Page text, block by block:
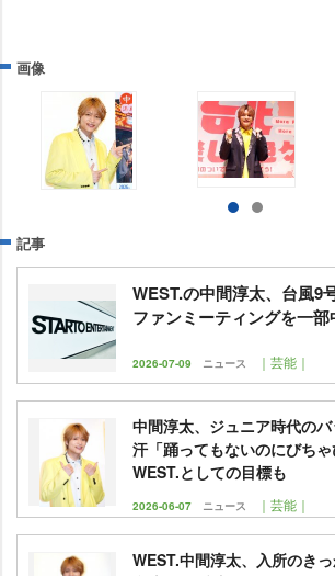
画像
記事
WEST.の中間淳太、台風9
ファンミーティングを一部
2026-07-09 ニュース ｜芸能｜
中間淳太、ジュニア時代の
汗「踊ってもないのにびちゃ
WEST.としての目標も
2026-06-07 ニュース ｜芸能｜
WEST.中間淳太、入所のき